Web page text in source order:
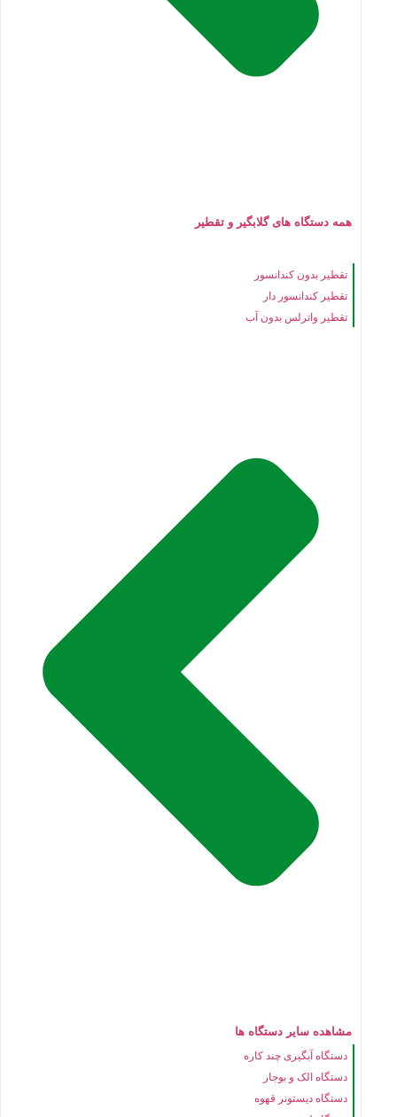
همه دستگاه های گلابگیر و تقطیر
تقطیر بدون کندانسور
تقطیر کندانسور دار
تقطیر واترلس بدون آب
مشاهده سایر دستگاه ها
دستگاه آبگیری چند کاره
دستگاه الک و بوجار
دستگاه دیستونر قهوه